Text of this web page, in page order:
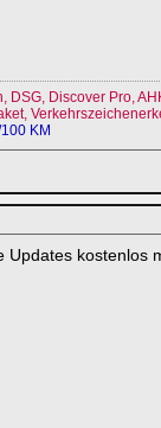
DSG, Discover Pro,
KM
kostenlos